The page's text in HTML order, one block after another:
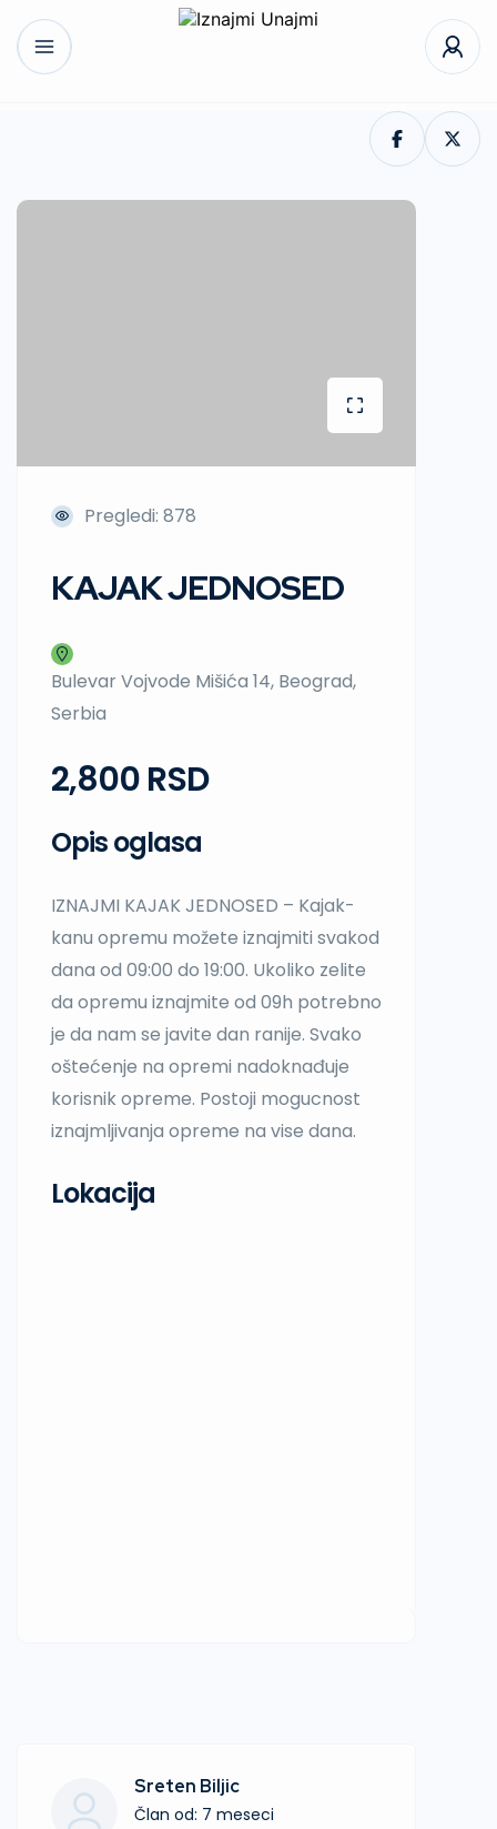
Pregledi: 878
KAJAK JEDNOSED
Bulevar Vojvode Mišića 14, Beograd,
Serbia
2,800 RSD
Opis oglasa
IZNAJMI KAJAK JEDNOSED – Kajak-
kanu opremu možete iznajmiti svakod
dana od 09:00 do 19:00. Ukoliko zelite
da opremu iznajmite od 09h potrebno
je da nam se javite dan ranije. Svako
oštećenje na opremi nadoknađuje
korisnik opreme. Postoji mogucnost
iznajmljivanja opreme na vise dana.
Lokacija
Sreten Biljic
Član od: 7 meseci